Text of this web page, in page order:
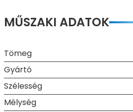
MŰSZAKI ADATOK
Tömeg
Gyártó
Szélesség
Mélység